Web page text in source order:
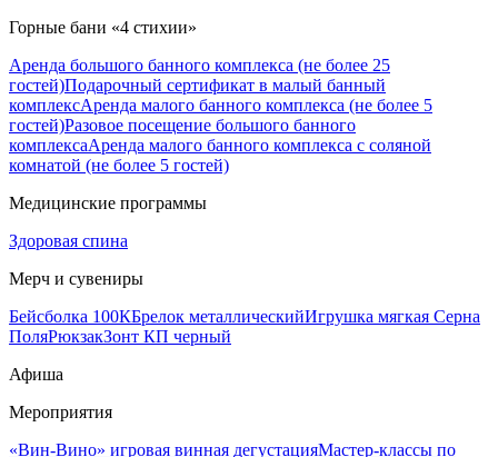
Горные бани «4 стихии»
Аренда большого банного комплекса (не более 25
гостей)Подарочный сертификат в малый банный
комплексАренда малого банного комплекса (не более 5
гостей)Разовое посещение большого банного
комплексаАренда малого банного комплекса с соляной
комнатой (не более 5 гостей)
Медицинские программы
Здоровая спина
Мерч и сувениры
Бейсболка 100КБрелок металлическийИгрушка мягкая Серна
ПоляРюкзакЗонт КП черный
Афиша
Мероприятия
«Вин-Вино» игровая винная дегустацияМастер-классы по